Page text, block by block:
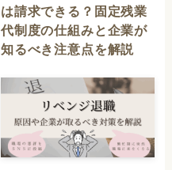
は請求できる？固定残業
代制度の仕組みと企業が
知るべき注意点を解説